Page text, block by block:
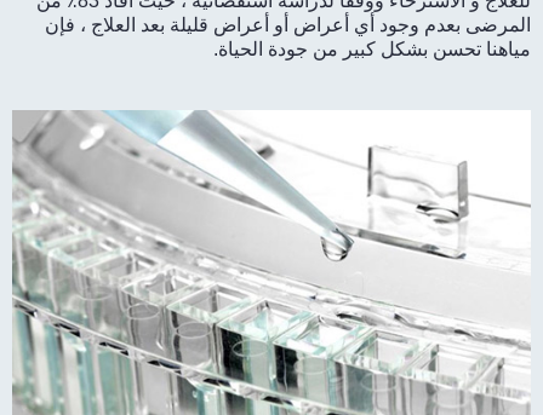
المرضى بعدم وجود أي أعراض أو أعراض قليلة بعد العلاج ، فإن
مياهنا تحسن بشكل كبير من جودة الحياة.